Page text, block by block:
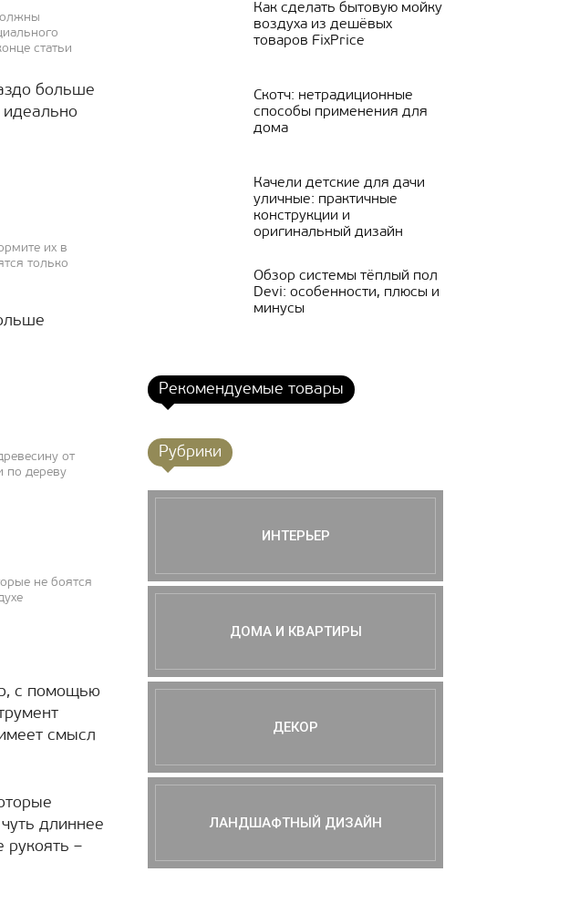
статьи
больше
идеально
их в
только
от
по дереву
не боятся
с помощью
смысл
длиннее
–
Как сделать бытовую мойку
воздуха из дешёвых
товаров FixPrice
Скотч: нетрадиционные
способы применения для
дома
Качели детские для дачи
уличные: практичные
конструкции и
оригинальный дизайн
Обзор системы тёплый пол
Devi: особенности, плюсы и
минусы
Рекомендуемые товары
Рубрики
ИНТЕРЬЕР
ДОМА И КВАРТИРЫ
ДЕКОР
ЛАНДШАФТНЫЙ ДИЗАЙН